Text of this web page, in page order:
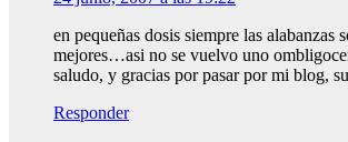
en pequeñas dosis siempre las alabanzas
mejores…asi no se vuelvo uno
saludo, y gracias por pasar por mi blog, su
Responder